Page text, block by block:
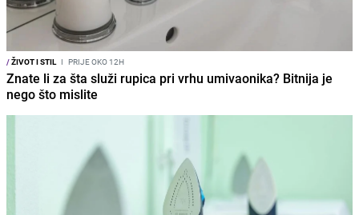
/ŽIVOT I STIL I PRIJE OKO 12H
Znate li za šta služi rupica pri vrhu umivaonika? Bitnija je
nego što mislite